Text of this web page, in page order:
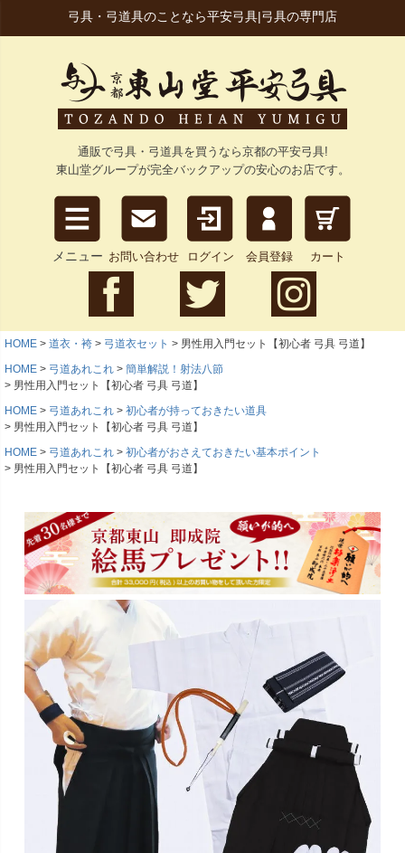
弓具・弓道具のことなら平安弓具|弓具の専門店
通販で弓具・弓道具を買うなら京都の平安弓具!
東山堂グループが完全バックアップの安心のお店です。
メニュー お問い合わせ ログイン 会員登録 カート
HOME 道衣・袴 弓道衣セット
男性用入門セット【初心者 弓具 弓道】
HOME
弓道あれこれ
簡単解説！射法八節
男性用入門セット【初心者 弓具 弓道】
HOME
弓道あれこれ
初心者が持っておきたい道具
男性用入門セット【初心者 弓具 弓道】
HOME
弓道あれこれ
初心者がおさえておきたい基本ポイント
男性用入門セット【初心者 弓具 弓道】